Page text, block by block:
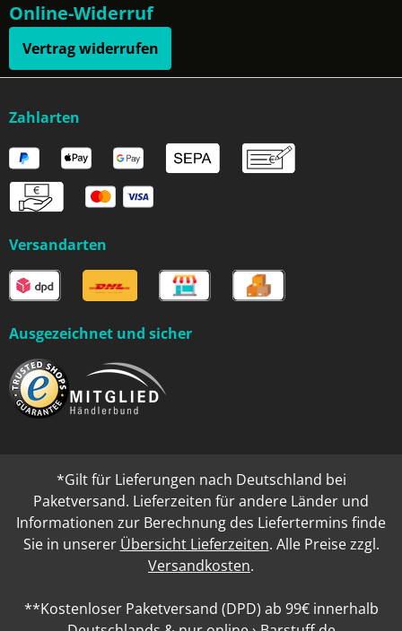
Online-Widerruf
Vertrag widerrufen
Zahlarten
Versandarten
Ausgezeichnet und sicher
*Gilt für Lieferungen nach Deutschland bei
Paketversand. Lieferzeiten für andere Länder und
Informationen zur Berechnung des Liefertermins finde
Sie in unserer Übersicht Lieferzeiten. Alle Preise zzgl.
Versandkosten.
**Kostenloser Paketversand (DPD) ab 99€ innerhalb